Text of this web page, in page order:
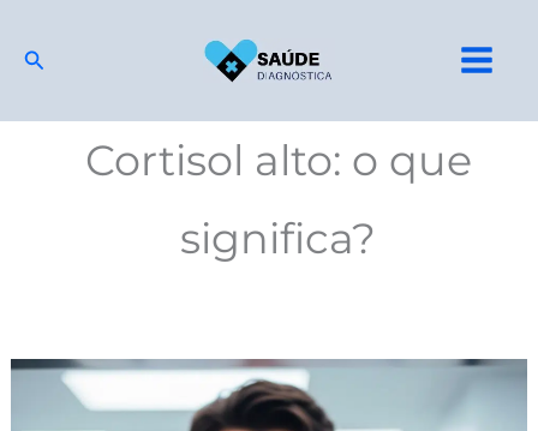
para
conteúdo
Pesquisar
Cortisol alto: o que
significa?
Cortisol: